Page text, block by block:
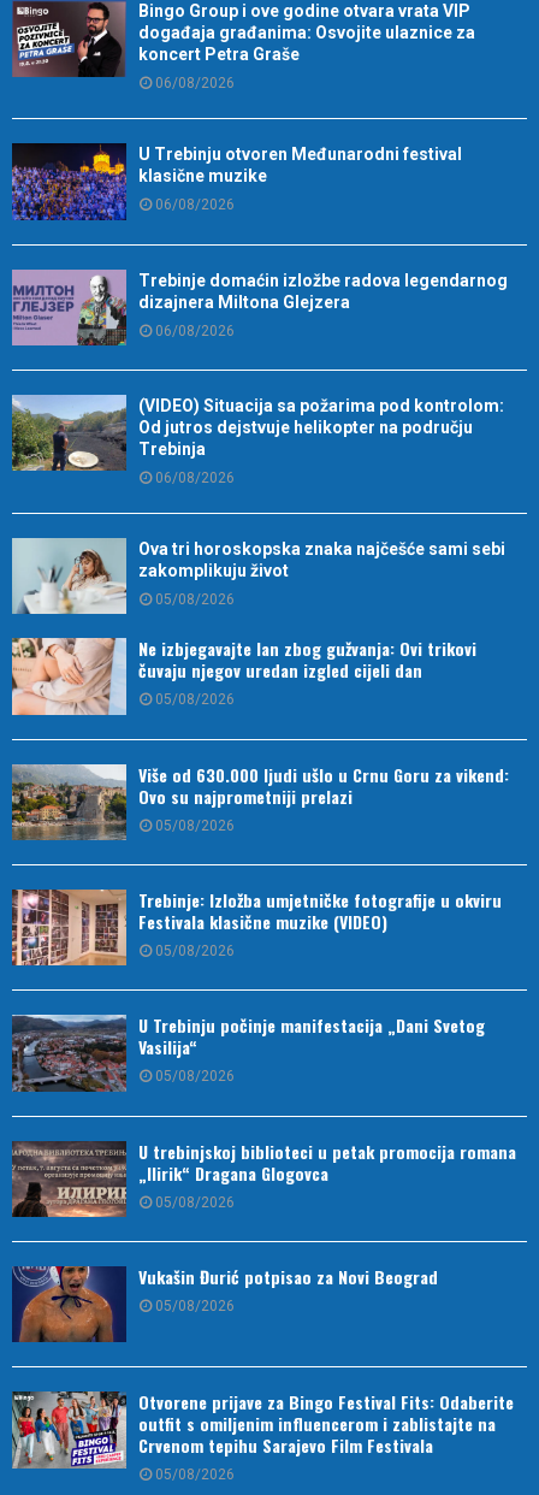
Bingo Group i ove godine otvara vrata VIP
događaja građanima: Osvojite ulaznice za
koncert Petra Graše
06/08/2026
U Trebinju otvoren Međunarodni festival
klasične muzike
06/08/2026
Trebinje domaćin izložbe radova legendarnog
dizajnera Miltona Glejzera
06/08/2026
(VIDEO) Situacija sa požarima pod kontrolom:
Od jutros dejstvuje helikopter na području
Trebinja
06/08/2026
Ova tri horoskopska znaka najčešće sami sebi
zakomplikuju život
05/08/2026
Ne izbjegavajte lan zbog gužvanja: Ovi trikovi
čuvaju njegov uredan izgled cijeli dan
05/08/2026
Više od 630.000 ljudi ušlo u Crnu Goru za vikend:
Ovo su najprometniji prelazi
05/08/2026
Trebinje: Izložba umjetničke fotografije u okviru
Festivala klasične muzike (VIDEO)
05/08/2026
U Trebinju počinje manifestacija „Dani Svetog
Vasilija“
05/08/2026
U trebinjskoj biblioteci u petak promocija romana
„Ilirik“ Dragana Glogovca
05/08/2026
Vukašin Đurić potpisao za Novi Beograd
05/08/2026
Otvorene prijave za Bingo Festival Fits: Odaberite
outfit s omiljenim influencerom i zablistajte na
Crvenom tepihu Sarajevo Film Festivala
05/08/2026